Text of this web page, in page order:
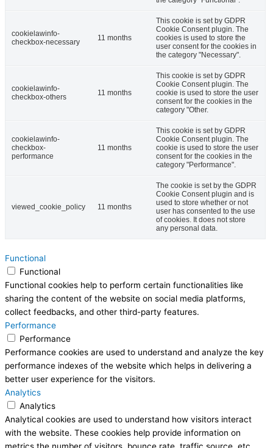
cookielawinfo-
checkbox-necessary
11 months
This cookie is set by GDPR
Cookie Consent plugin. The
cookies is used to store the
user consent for the cookies in
the category "Necessary".
cookielawinfo-
checkbox-others
11 months
This cookie is set by GDPR
Cookie Consent plugin. The
cookie is used to store the user
consent for the cookies in the
category "Other.
cookielawinfo-
checkbox-
performance
11 months
This cookie is set by GDPR
Cookie Consent plugin. The
cookie is used to store the user
consent for the cookies in the
category "Performance".
viewed_cookie_policy 11 months
The cookie is set by the GDPR
Cookie Consent plugin and is
used to store whether or not
user has consented to the use
of cookies. It does not store
any personal data.
Functional
Functional
Functional cookies help to perform certain functionalities like
sharing the content of the website on social media platforms,
collect feedbacks, and other third-party features.
Performance
Performance
Performance cookies are used to understand and analyze the key
performance indexes of the website which helps in delivering a
better user experience for the visitors.
Analytics
Analytics
Analytical cookies are used to understand how visitors interact
with the website. These cookies help provide information on
metrics the number of visitors, bounce rate, traffic source, etc.